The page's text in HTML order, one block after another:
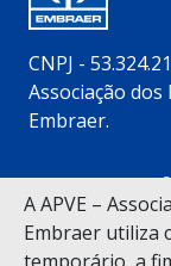
A APVE –
Embraer utiliza
CNPJ -
Associação
Embraer.